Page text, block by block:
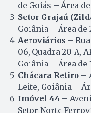
de Goiás – Área
Setor Grajaú
Goiânia – Área de
Aeroviários –
06, Quadra 20-A,
Goiânia – Área de
Chácara Retiro –
Leite, Goiânia –
Imóvel 44 –
Setor Norte